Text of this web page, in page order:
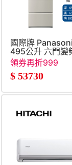
國際牌
495公升 六門變
領券再折999
$ 53730